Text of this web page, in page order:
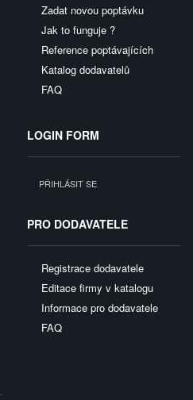
Zadat novou poptávku
Jak to funguje ?
Reference poptávajících
Katalog dodavatelů
FAQ
LOGIN FORM
PŘIHLÁSIT SE
PRO DODAVATELE
Registrace dodavatele
Editace firmy v katalogu
Informace pro dodavatele
FAQ